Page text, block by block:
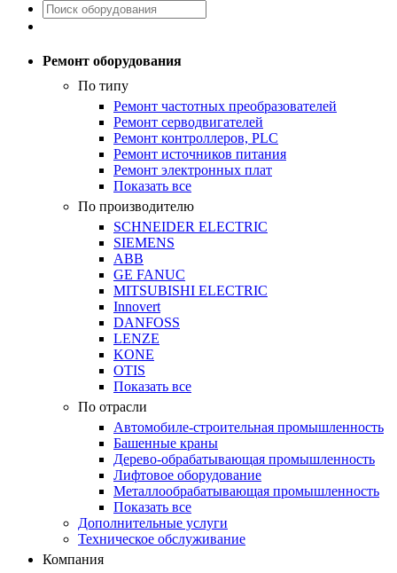
Ремонт оборудования
По типу
Ремонт частотных преобразователей
Ремонт серводвигателей
Ремонт контроллеров, PLC
Ремонт источников питания
Ремонт электронных плат
Показать все
По производителю
SCHNEIDER ELECTRIC
SIEMENS
ABB
GE FANUC
MITSUBISHI ELECTRIC
Innovert
DANFOSS
LENZE
KONE
OTIS
Показать все
По отрасли
Автомобиле-строительная промышленность
Башенные краны
Дерево-обрабатывающая промышленность
Лифтовое оборудование
Металлообрабатывающая промышленность
Показать все
Дополнительные услуги
Техническое обслуживание
Компания